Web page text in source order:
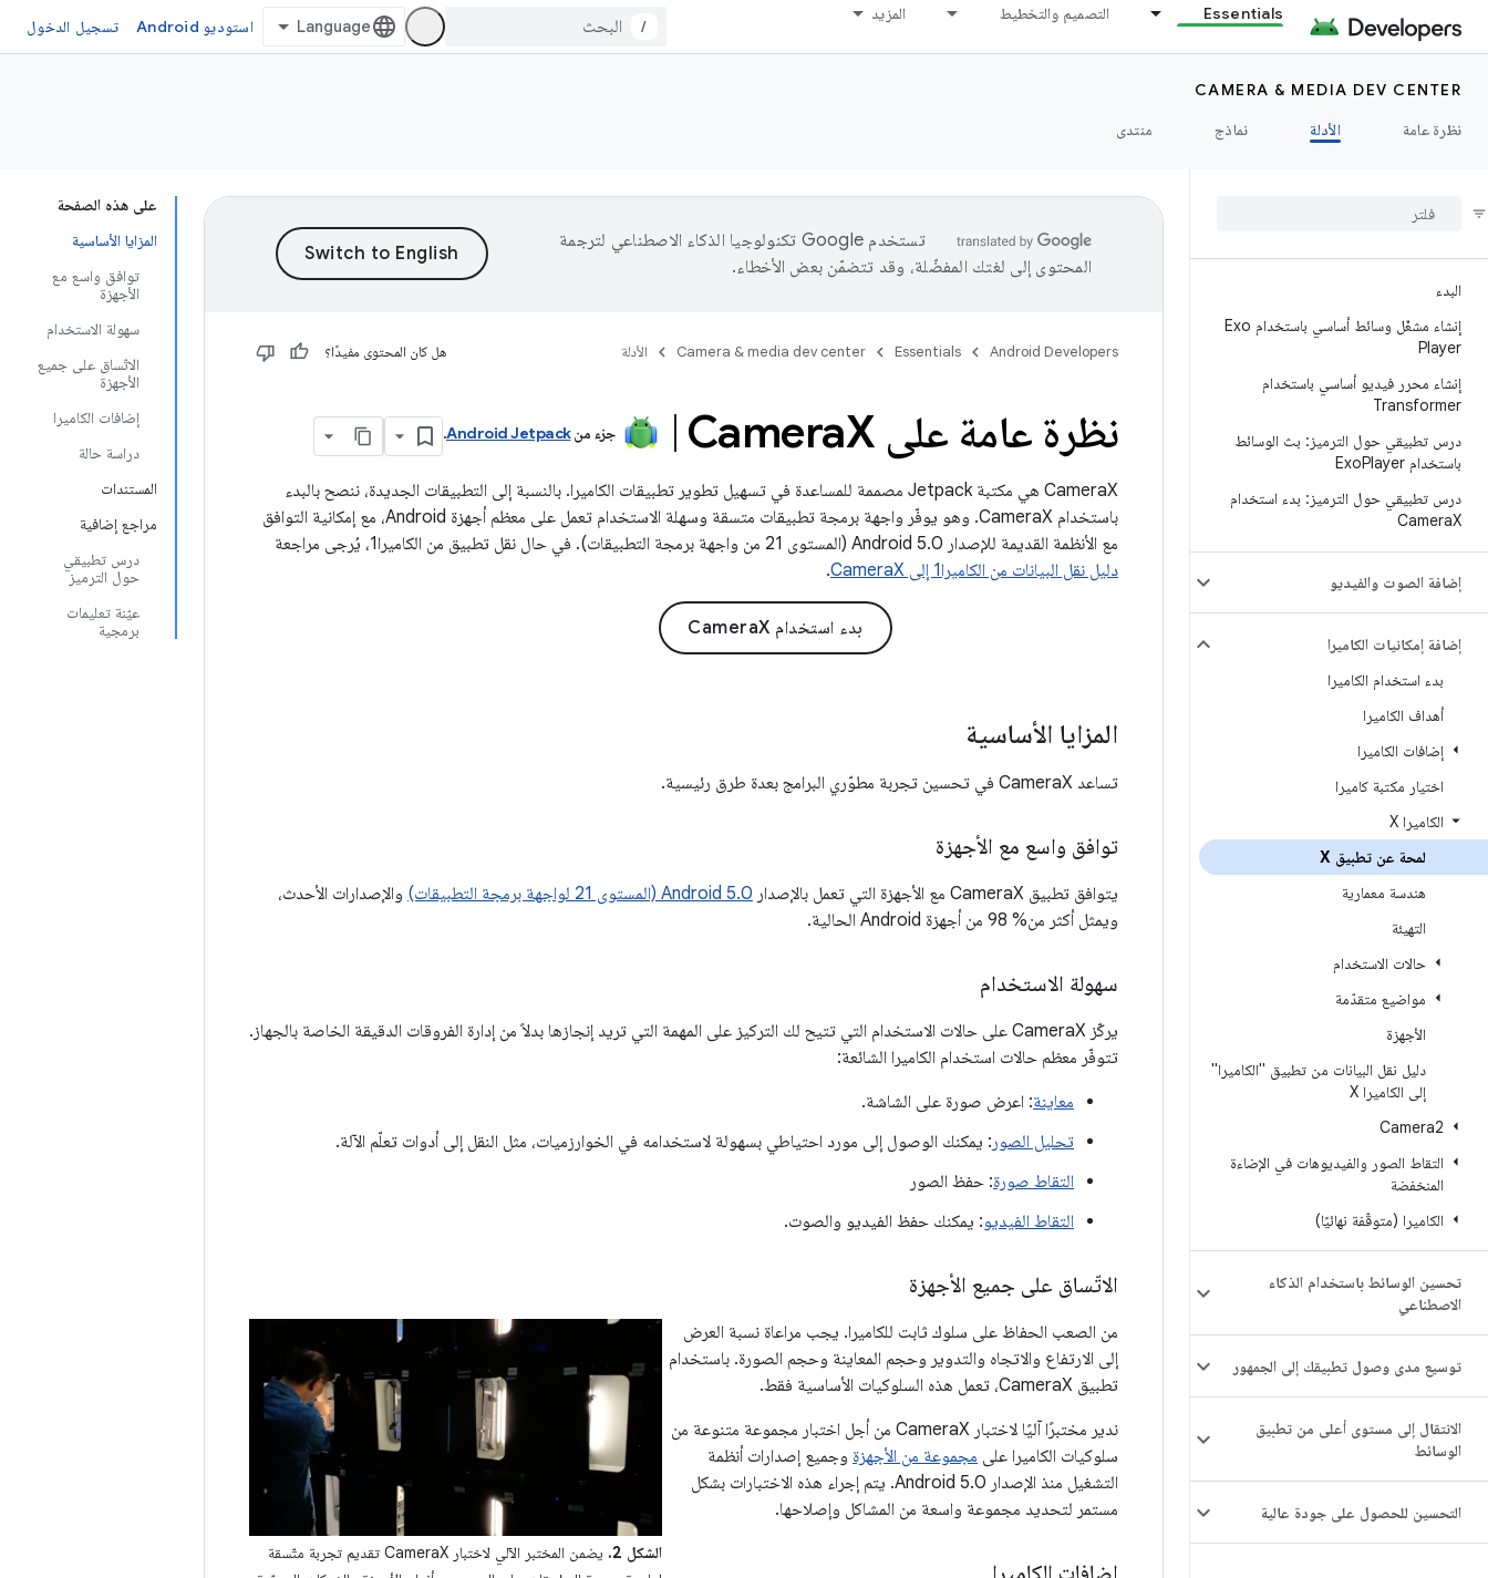
Essentials التصميم والتخطيط المزيد
/ استوديو Android تسجيل الدخول
CAMERA & MEDIA DEV CENTER
نظرة عامة
الأدلة نماذج منتدى
البدء
إنشاء مشغّل وسائط أساسي باستخدام Exo
Player
إنشاء محرر فيديو أساسي باستخدام
Transformer
درس تطبيقي حول الترميز: بث الوسائط
باستخدام Exo Player
درس تطبيقي حول الترميز: بدء استخدام
CameraX
إضافة الصوت والفيديو
إضافة إمكانيات الكاميرا
بدء استخدام الكاميرا
أهداف الكاميرا
إضافات الكاميرا
اختيار مكتبة كاميرا
الكاميرا X
لمحة عن تطبيق X
هندسة معمارية
التهيئة
حالات الاستخدام
مواضيع متقدّمة
الأجهزة
دليل نقل البيانات من تطبيق "الكاميرا"
إلى الكاميرا X
Camera2
التقاط الصور والفيديوهات في الإضاءة
المنخفضة
الكاميرا (متوقّفة نهائيًا)
تحسين الوسائط باستخدام الذكاء
الاصطناعي
توسيع مدى وصول تطبيقك إلى الجمهور
الانتقال إلى مستوى أعلى من تطبيق
الوسائط
التحسين للحصول على جودة عالية
على هذه الصفحة
المزايا الأساسية
توافق واسع مع
الأجهزة
سهولة الاستخدام
الاتّساق على جميع
الأجهزة
إضافات الكاميرا
دراسة حالة
المستندات
مراجع إضافية
درس تطبيقي
حول الترميز
عيّنة تعليمات
برمجية
تستخدم Google تكنولوجيا الذكاء الاصطناعي لترجمة
المحتوى إلى لغتك المفضّلة، وقد تتضمّن بعض الأخطاء.
Android Developers
Essentials
Camera & media dev center الأدلة هل كان المحتوى مفيدًا؟
نظرة عامة على Camera X جزء منAndroid Jetpack
.
CameraX هي مكتبة Jetpack مصممة للمساعدة في تسهيل تطوير تطبيقات الكاميرا. بالنسبة إلى التطبيقات الجديدة، ننصح بالبدء
باستخدام CameraX. وهو يوفّر واجهة برمجة تطبيقات متسقة وسهلة الاستخدام تعمل على معظم أجهزة Android، مع إمكانية التوافق
مع الأنظمة القديمة للإصدار Android 5.0 (المستوى 21 من واجهة برمجة التطبيقات). في حال نقل تطبيق من الكاميرا1، يُرجى مراجعة
دليل نقل البيانات من الكاميرا1 إلى CameraX
.
بدء استخدام CameraX
المزايا الأساسية
تساعد CameraX في تحسين تجربة مطوّري البرامج بعدة طرق رئيسية.
توافق واسع مع الأجهزة
يتوافق تطبيق CameraX مع الأجهزة التي تعمل بالإصدار Android 5.0 (المستوى 21 لواجهة برمجة التطبيقات)
والإصدارات الأحدث،
ويمثل أكثر من% 98 من أجهزة Android الحالية.
سهولة الاستخدام
يركّز CameraX على حالات الاستخدام التي تتيح لك التركيز على المهمة التي تريد إنجازها بدلاً من إدارة الفروقات الدقيقة الخاصة بالجهاز.
تتوفّر معظم حالات استخدام الكاميرا الشائعة:
معاينة: اعرض صورة على الشاشة.
تحليل الصور : يمكنك الوصول إلى مورد احتياطي بسهولة لاستخدامه في الخوارزميات، مثل النقل إلى أدوات تعلّم الآلة.
التقاط صورة: حفظ الصور
التقاط الفيديو: يمكنك حفظ الفيديو والصوت.
الاتّساق على جميع الأجهزة
الشكل 2.
يضمن المختبر الآلي لاختبار CameraX تقديم تجربة متّسقة
من الصعب الحفاظ على سلوك ثابت للكاميرا. يجب مراعاة نسبة العرض
إلى الارتفاع والاتجاه والتدوير وحجم المعاينة وحجم الصورة. باستخدام
تطبيق CameraX، تعمل هذه السلوكيات الأساسية فقط.
ندير مختبرًا آليًا لاختبار CameraX من أجل اختبار مجموعة متنوعة من
سلوكيات الكاميرا على مجموعة من الأجهزة وجميع إصدارات أنظمة
التشغيل منذ الإصدار Android 5.0. يتم إجراء هذه الاختبارات بشكل
مستمر لتحديد مجموعة واسعة من المشاكل وإصلاحها.